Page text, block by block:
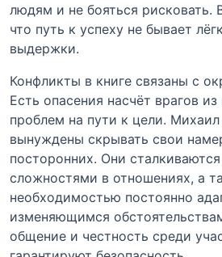
людям и не бояться рисковать.
что путь к успеху не бывает
выдержки.
Конфликты в книге связаны с
Есть опасения насчёт врагов
проблем на пути к цели.
вынуждены скрывать свои
посторонних. Они
сложностями в отношениях, а
необходимостью постоянно
изменяющимся
общение и честность среди